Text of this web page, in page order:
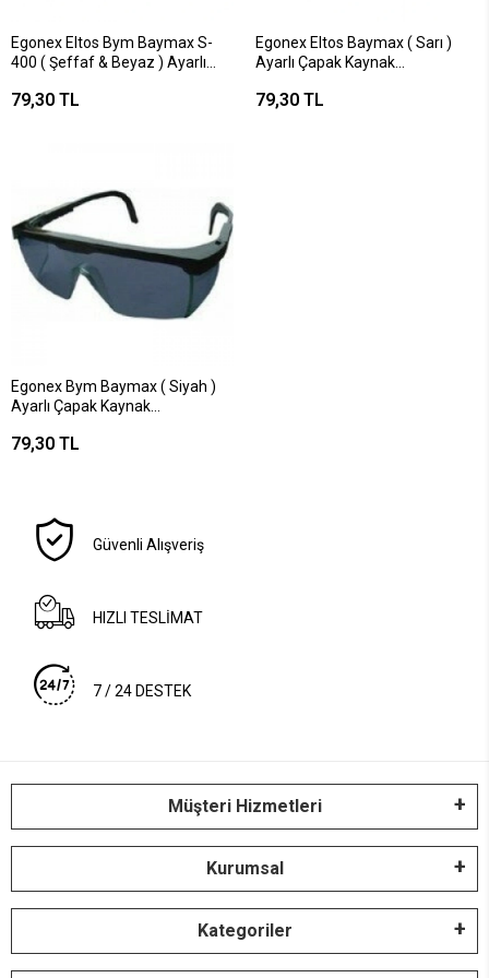
Egonex Eltos Bym Baymax S-
400 ( Şeffaf & Beyaz ) Ayarlı
79,30 TL
Egonex Eltos Baymax ( Sarı )
Ayarlı Çapak Kaynak
79,30 TL
Egonex Bym Baymax ( Siyah )
Ayarlı Çapak Kaynak
79,30 TL
Güvenli Alışveriş
HIZLI TESLİMAT
7 / 24 DESTEK
Müşteri Hizmetleri
Kurumsal
Kategoriler